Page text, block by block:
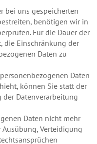
bei uns gespeicherten
benötigen wir in
Für die Dauer der
die Einschränkung der
Daten zu
Daten
können Sie statt der
der Datenverarbeitung
Daten nicht mehr
Verteidigung